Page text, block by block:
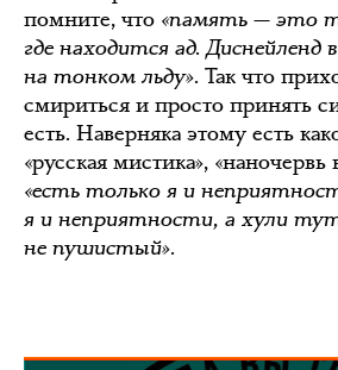
помните, что «память — это
где находится ад. Диснейленд
на тонком льду». Так что
смириться и просто принять
есть. Наверняка этому есть
«русская мистика», «наночервь
«есть только я и
я и неприятности, а хули
не пушистый».